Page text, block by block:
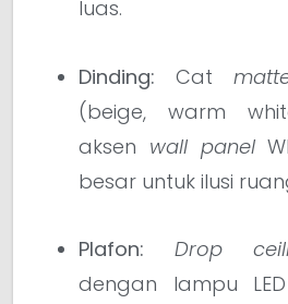
luas.
Dinding: Cat
(beige, warm
aksen wall panel
besar untuk ilusi
Plafon: Drop
dengan lampu